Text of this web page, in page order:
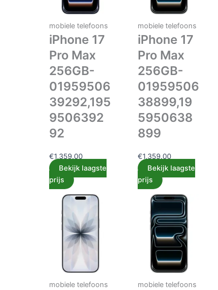
mobiele telefoons
iPhone 17
Pro Max
256GB-
01959506
39292,195
9506392
92
€1,359.00
Bekijk laagste
prijs
mobiele telefoons
iPhone 17
Pro Max
256GB-
01959506
38899,19
5950638
899
€1,359.00
Bekijk laagste
prijs
mobiele telefoons mobiele telefoons